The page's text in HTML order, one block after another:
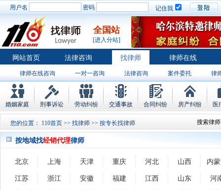
用户名 密码 记住我
全国站
[进入分站]
网站首页 法律咨询 找律师 律师在线
律师在线咨询 一对一咨询 法律咨询 案件委托 律
婚姻家庭 刑事诉讼 劳动纠纷 交通事故 合同纠纷 房产纠纷 医
您的位置： 110首页 >> 找律师 >> 按专长找律师 搜索律
按地域找经销代理律师
北京 上海 天津 重庆 河北 山西 内
江苏 浙江 安徽 福建 江西 山东 河